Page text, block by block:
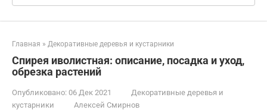
Главная » Декоративные деревья и кустарники
Спирея иволистная: описание, посадка и уход,
обрезка растений
Опубликовано: 06 Дек 2021
Декоративные деревья и
кустарники
Алексей Смирнов